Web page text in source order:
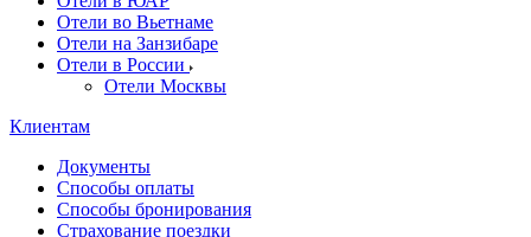
Отели во Вьетнаме
Отели на Занзибаре
Отели в России
Отели Москвы
Клиентам
Документы
Способы оплаты
Способы бронирования
Страхование поездки